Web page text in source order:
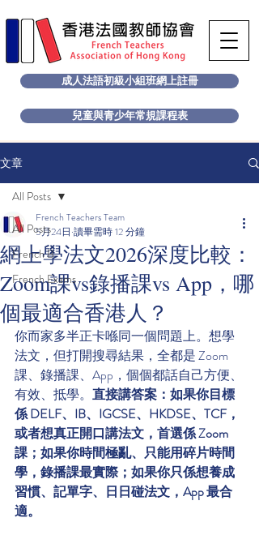
成人法語初級小組班網上註冊
兒童與青少年常規課程表
文章
All Posts
French B
French Exams
All Posts
網上學法文2026深度比較：
Zoom課vs錄播課vs App，哪
個最適合香港人？
French Teachers Team
5月24日 讀畢需時 12 分鐘
你而家多半正卡喺同一個問題上。想學
法文，但打開搜尋結果，全都是 Zoom
課、錄播課、App，個個都話自己方便、
有效、抵學。 直接講答案：如果你目標
係 DELF、IB、IGCSE、HKDSE、TCF，
或者想真正開口講法文，首選係 Zoom
課；如果你時間極亂、只能用碎片時間
學，錄播課最實際；如果你只係想養成
習慣、記單字、日日碰法文，App 最合
適。